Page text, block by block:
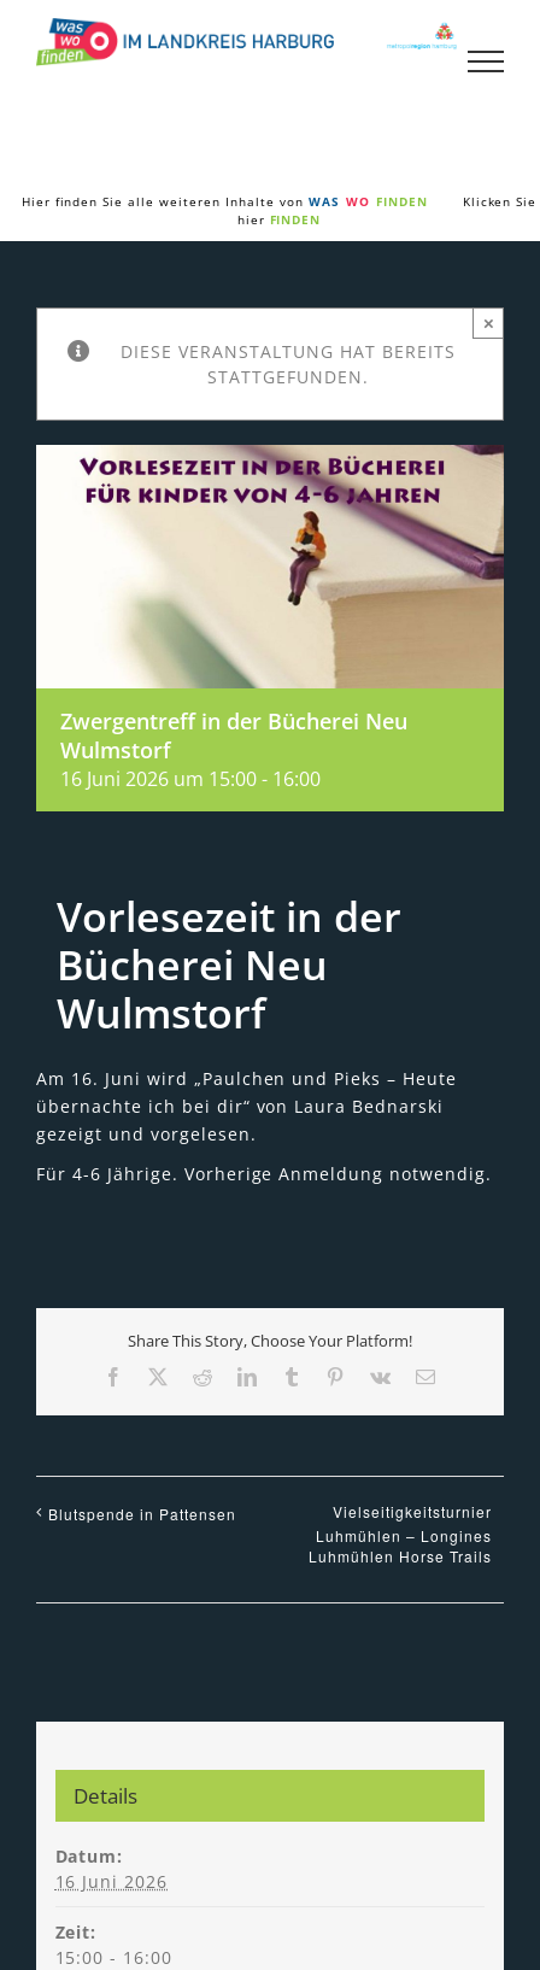
Inhalt
springen
Hier finden Sie alle weiteren Inhalte von WAS WO FINDEN
Klicken Sie
hier FINDEN
DIESE VERANSTALTUNG HAT BEREITS
STATTGEFUNDEN.
×
Zwergentreff in der Bücherei Neu
Wulmstorf
16 Juni 2026 um 15:00- 16:00
Vorlesezeit in der
Bücherei Neu
Wulmstorf
Am 16. Juni wird „Paulchen und Pieks – Heute
übernachte ich bei dir“ von Laura Bednarski
gezeigt und vorgelesen.
Für 4-6 Jährige. Vorherige Anmeldung notwendig.
Share This Story, Choose Your Platform!
Facebook RedditLinkedIn
TumblrPinterest
Vk
Blutspende in Pattensen
Vielseitigkeitsturnier
Luhmühlen – Longines
Luhmühlen Horse Trails
Details
Datum:
16 Juni 2026
Zeit:
15:00 - 16:00